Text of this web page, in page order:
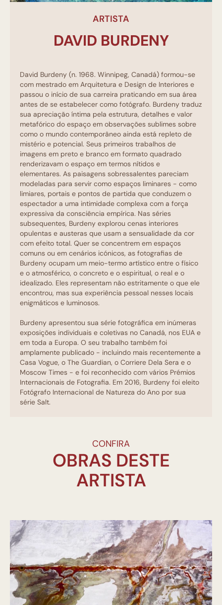
ARTISTA
DAVID BURDENY
David Burdeny (n. 1968. Winnipeg, Canadá) formou-se
com mestrado em Arquitetura e Design de Interiores e
passou o início de sua carreira praticando em sua área
antes de se estabelecer como fotógrafo. Burdeny traduz
sua apreciação íntima pela estrutura, detalhes e valor
metafórico do espaço em observações sublimes sobre
como o mundo contemporâneo ainda está repleto de
mistério e potencial. Seus primeiros trabalhos de
imagens em preto e branco em formato quadrado
renderizavam o espaço em termos nítidos e
elementares. As paisagens sobressalentes pareciam
modeladas para servir como espaços liminares - como
limiares, portais e pontos de partida que conduzem o
espectador a uma intimidade complexa com a força
expressiva da consciência empírica. Nas séries
subsequentes, Burdeny explorou cenas interiores
opulentas e austeras que usam a sensualidade da cor
com efeito total. Quer se concentrem em espaços
comuns ou em cenários icónicos, as fotografias de
Burdeny ocupam um meio-termo artístico entre o físico
e o atmosférico, o concreto e o espiritual, o real e o
idealizado. Eles representam não estritamente o que ele
encontrou, mas sua experiência pessoal nesses locais
enigmáticos e luminosos.
Burdeny apresentou sua série fotográfica em inúmeras
exposições individuais e coletivas no Canadá, nos EUA e
em toda a Europa. O seu trabalho também foi
amplamente publicado - incluindo mais recentemente a
Casa Vogue, o The Guardian, o Corriere Dela Sera e o
Moscow Times - e foi reconhecido com vários Prémios
Internacionais de Fotografia. Em 2016, Burdeny foi eleito
Fotógrafo Internacional de Natureza do Ano por sua
série Salt.
CONFIRA
OBRAS DESTE
ARTISTA